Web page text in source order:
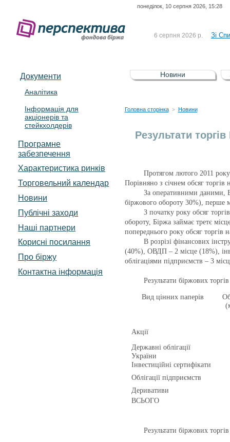
понеділок, 10 серпня 2026, 15:28
6 серпня 2026 р. Зі
5 серпня 2026 р.
Зі
UA4000232607)
4 серпня 2026 р.
Документи
Аналітика
Інформація для
акціонерів та
стейкхолдерів
Програмне
забезпечення
Характеристика pинків
Торговельний календар
Новини
Публічні заходи
Наші партнери
Корисні посилання
Про біржу
Контактна інформація
Новини
Головна сторінка > Новини
Результати
Протягом лютого 2011
Порівняно з січнем обсяг торгів
За оперативними даними,
біржового обороту 30%), перше
З початку року обсяг
обороту, Біржа займає третє
попереднього року обсяг торгів
В розрізі фінансових
(40%), ОВДП – 2 місце (18%),
облігаціями підприємств – 3
Результати біржових
Вид цінних паперів
Акції
Державні облігації
України
Інвестиційні сертифікати
Облігації підприємств
Деривативи
ВСЬОГО
Результати біржових